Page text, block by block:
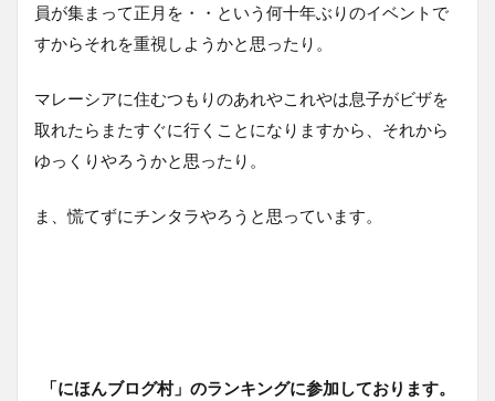
員が集まって正月を・・という何十年ぶりのイベントで
すからそれを重視しようかと思ったり。
マレーシアに住むつもりのあれやこれやは息子がビザを
取れたらまたすぐに行くことになりますから、それから
ゆっくりやろうかと思ったり。
ま、慌てずにチンタラやろうと思っています。
「にほんブログ村」のランキングに参加しております。